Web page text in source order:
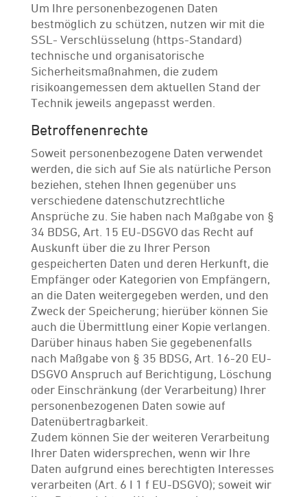
Um Ihre personenbezogenen Daten
bestmöglich zu schützen, nutzen wir mit die
SSL- Verschlüsselung (https-Standard)
technische und organisatorische
Sicherheitsmaßnahmen, die zudem
risikoangemessen dem aktuellen Stand der
Technik jeweils angepasst werden.
Betroffenenrechte
Soweit personenbezogene Daten verwendet
werden, die sich auf Sie als natürliche Person
beziehen, stehen Ihnen gegenüber uns
verschiedene datenschutzrechtliche
Ansprüche zu. Sie haben nach Maßgabe von §
34 BDSG, Art. 15 EU-DSGVO das Recht auf
Auskunft über die zu Ihrer Person
gespeicherten Daten und deren Herkunft, die
Empfänger oder Kategorien von Empfängern,
an die Daten weitergegeben werden, und den
Zweck der Speicherung; hierüber können Sie
auch die Übermittlung einer Kopie verlangen.
Darüber hinaus haben Sie gegebenenfalls
nach Maßgabe von § 35 BDSG, Art. 16-20 EU-
DSGVO Anspruch auf Berichtigung, Löschung
oder Einschränkung (der Verarbeitung) Ihrer
personenbezogenen Daten sowie auf
Datenübertragbarkeit.
Zudem können Sie der weiteren Verarbeitung
Ihrer Daten widersprechen, wenn wir Ihre
Daten aufgrund eines berechtigten Interesses
verarbeiten (Art. 6 I 1 f EU-DSGVO); soweit wir